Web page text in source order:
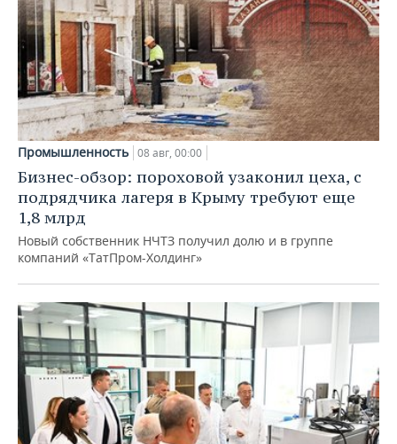
Промышленность 08 авг, 00:00
Бизнес-обзор: пороховой узаконил цеха, с
подрядчика лагеря в Крыму требуют еще
1,8 млрд
Новый собственник НЧТЗ получил долю и в группе
компаний «ТатПром-Холдинг»